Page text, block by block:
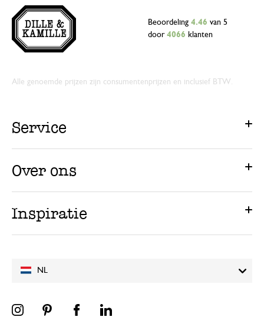
NL
Beoordeling 4.46 van 5
door 4066 klanten
Alle genoemde prijzen zijn consumentenprijzen en inclusief BTW.
Service
Over ons
Inspiratie